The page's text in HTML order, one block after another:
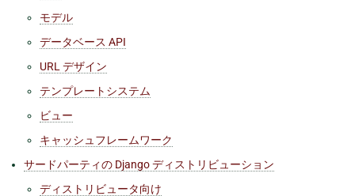
モデル
データベース API
URL デザイン
テンプレートシステム
ビュー
キャッシュフレームワーク
サードパーティの Django ディストリビューション
ディストリビュータ向け